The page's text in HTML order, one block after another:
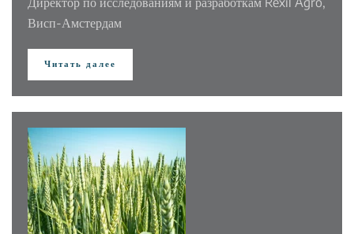
Висп-Амстердам
Читать далее